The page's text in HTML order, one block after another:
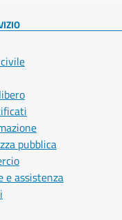
pubblica
e assistenza